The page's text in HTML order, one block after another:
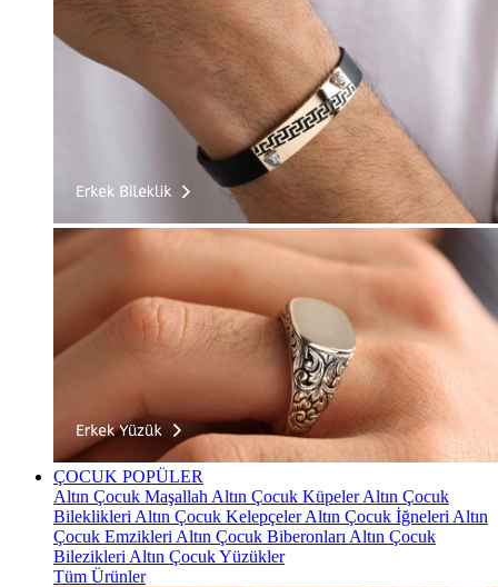
ÇOCUK POPÜLER
Altın Çocuk Maşallah Altın Çocuk KüpelerAltın Çocuk
Bileklikleri Altın Çocuk KelepçelerAltın Çocuk İğneleri Altın
Çocuk Emzikleri Altın Çocuk Biberonları Altın Çocuk
Bilezikleri Altın Çocuk Yüzükler
Tüm Ürünler